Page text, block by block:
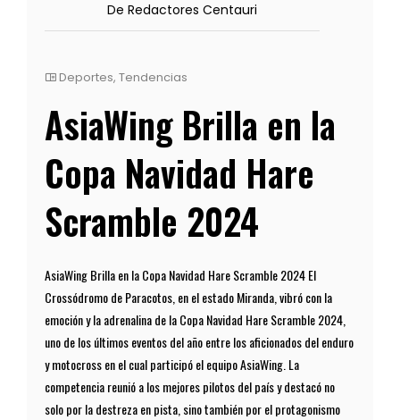
De Redactores Centauri
Deportes, Tendencias
AsiaWing Brilla en la
Copa Navidad Hare
Scramble 2024
AsiaWing Brilla en la Copa Navidad Hare Scramble 2024 El
Crossódromo de Paracotos, en el estado Miranda, vibró con la
emoción y la adrenalina de la Copa Navidad Hare Scramble 2024,
uno de los últimos eventos del año entre los aficionados del enduro
y motocross en el cual participó el equipo AsiaWing. La
competencia reunió a los mejores pilotos del país y destacó no
solo por la destreza en pista, sino también por el protagonismo